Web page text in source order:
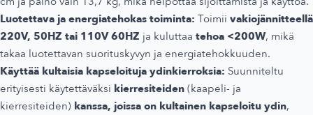
Luotettava ja energiatehokas toiminta: Toimii vakiojännitteellä
220V, 50HZ tai 110V 60HZ ja kuluttaa tehoa <200W, mikä
takaa luotettavan suorituskyvyn ja energiatehokkuuden.
Käyttää kultaisia kapseloituja ydinkierroksia: Suunniteltu
erityisesti käytettäväksi kierresiteiden (kaapeli- ja
kierresiteiden) kanssa, joissa on kultainen kapseloitu ydin,